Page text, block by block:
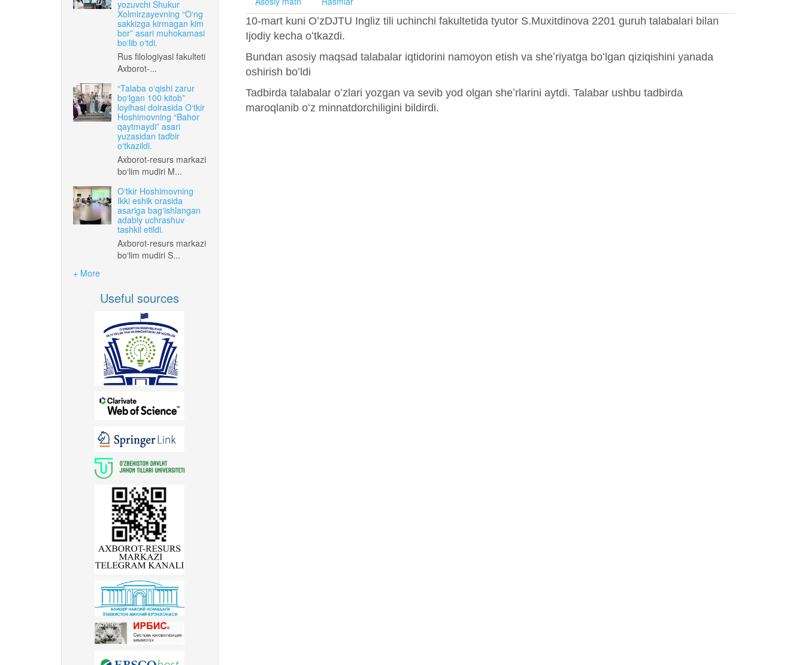
10-mart kuni OʻzDJTU Ingliz tili uchinchi fakultetida tyutor S.Muxitdinova 2201 guruh talabalari bilan
Ijodiy kecha oʻtkazdi.
Bundan asosiy maqsad talabalar iqtidorini namoyon etish va sheʼriyatga boʻlgan qiziqishini yanada
oshirish boʻldi
Tadbirda talabalar oʻzlari yozgan va sevib yod olgan sheʼrlarini aytdi. Talabar ushbu tadbirda
maroqlanib oʻz minnatdorchiligini bildirdi.
yozuvchi Shukur
Xolmirzayevning “O‘ng
sakkizga kirmagan kim
bor” asari muhokamasi
bo‘lib o‘tdi.
Rus filologiyasi fakulteti
Axborot-...
“Talaba o‘qishi zarur
bo‘lgan 100 kitob”
loyihasi doirasida O‘tkir
Hoshimovning “Bahor
qaytmaydi” asari
yuzasidan tadbir
o‘tkazildi.
Axborot-resurs markazi
bo‘lim mudiri M...
O‘tkir Hoshimovning
Ikki eshik orasida
asariga bag‘ishlangan
adabiy uchrashuv
tashkil etildi.
Axborot-resurs markazi
bo‘lim mudiri S...
+ More
Useful sources